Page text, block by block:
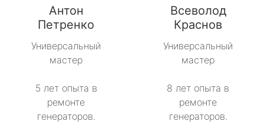
Антон
Петренко
Универсальный
мастер
5 лет опыта в
ремонте
генераторов.
Всеволод
Краснов
Универсальный
мастер
8 лет опыта в
ремонте
генераторов.